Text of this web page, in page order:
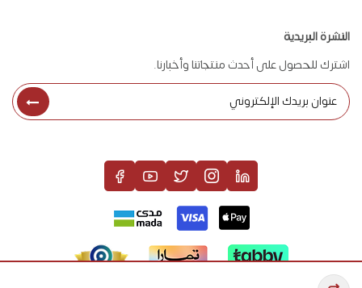
النشرة البريدية
اشترك للحصول على أحدث منتجاتنا وأخبارنا.